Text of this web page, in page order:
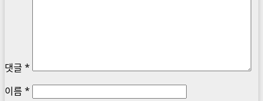
댓글 *
이름 *